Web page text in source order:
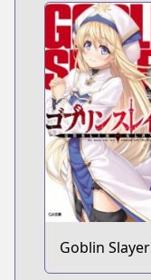
Goblin Slayer